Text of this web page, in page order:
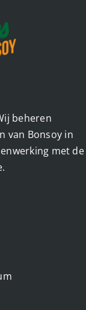
beheren
van Bonsoy in
met de